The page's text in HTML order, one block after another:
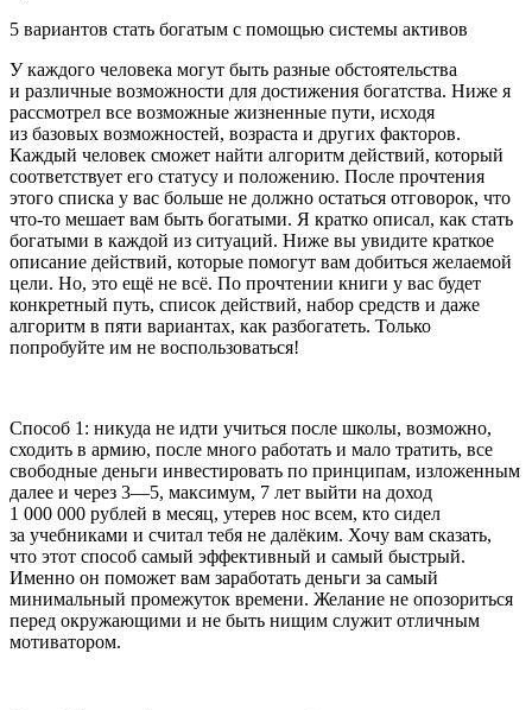
5 вариантов стать богатым с помощью системы активов
У каждого человека могут быть разные обстоятельства
и различные возможности для достижения богатства. Ниже я
рассмотрел все возможные жизненные пути, исходя
из базовых возможностей, возраста и других факторов.
Каждый человек сможет найти алгоритм действий, который
соответствует его статусу и положению. После прочтения
этого списка у вас больше не должно остаться отговорок, что
что-то мешает вам быть богатыми. Я кратко описал, как стать
богатыми в каждой из ситуаций. Ниже вы увидите краткое
описание действий, которые помогут вам добиться желаемой
цели. Но, это ещё не всё. По прочтении книги у вас будет
конкретный путь, список действий, набор средств и даже
алгоритм в пяти вариантах, как разбогатеть. Только
попробуйте им не воспользоваться!
Способ 1: никуда не идти учиться после школы, возможно,
сходить в армию, после много работать и мало тратить, все
свободные деньги инвестировать по принципам, изложенным
далее и через 3—5, максимум, 7 лет выйти на доход
1 000 000 рублей в месяц, утерев нос всем, кто сидел
за учебниками и считал тебя не далёким. Хочу вам сказать,
что этот способ самый эффективный и самый быстрый.
Именно он поможет вам заработать деньги за самый
минимальный промежуток времени. Желание не опозориться
перед окружающими и не быть нищим служит отличным
мотиватором.